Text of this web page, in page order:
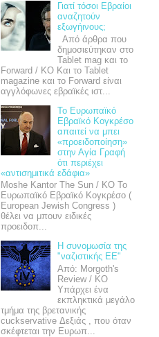
Γιατί τόσοι Εβραίοι
αναζητούν
εξωγήινους;
Από άρθρα που
δημοσιεύτηκαν στο
Tablet mag και το
Forward / ΚΟ Και το Tablet
magazine και το Forward είναι
αγγλόφωνες εβραϊκές ιστ...
Το Ευρωπαϊκό
Εβραϊκό Κογκρέσο
απαιτεί να μπει
«προειδοποίηση»
στην Αγία Γραφή
ότι περιέχει
«αντισημιτικά εδάφια»
Moshe Kantor The Sun / ΚΟ Το
Ευρωπαϊκό Εβραϊκό Κογκρέσο (
European Jewish Congress )
θέλει να μπουν ειδικές
προειδοπ...
Η συνομωσία της
"ναζιστικής ΕΕ"
Από: Morgoth's
Review / ΚΟ
Υπάρχει ένα
εκπληκτικά μεγάλο
τμήμα της βρετανικής
cuckservative Δεξιάς , που όταν
σκέφτεται την Ευρωπ...